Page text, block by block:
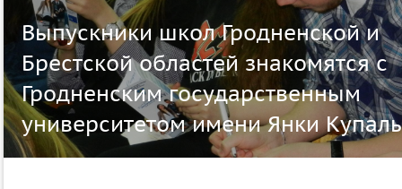
Выпускники школ Гродненской и
Брестской областей знакомятся с
Гродненским государственным
университетом имени Янки